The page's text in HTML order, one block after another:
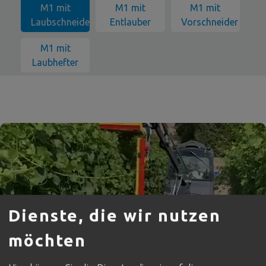
M1 mit
Laubschneider
M1 mit
Entlauber
M1 mit
Vorschneider
M1 mit
Laubhefter
Dienste, die wir nutzen
möchten